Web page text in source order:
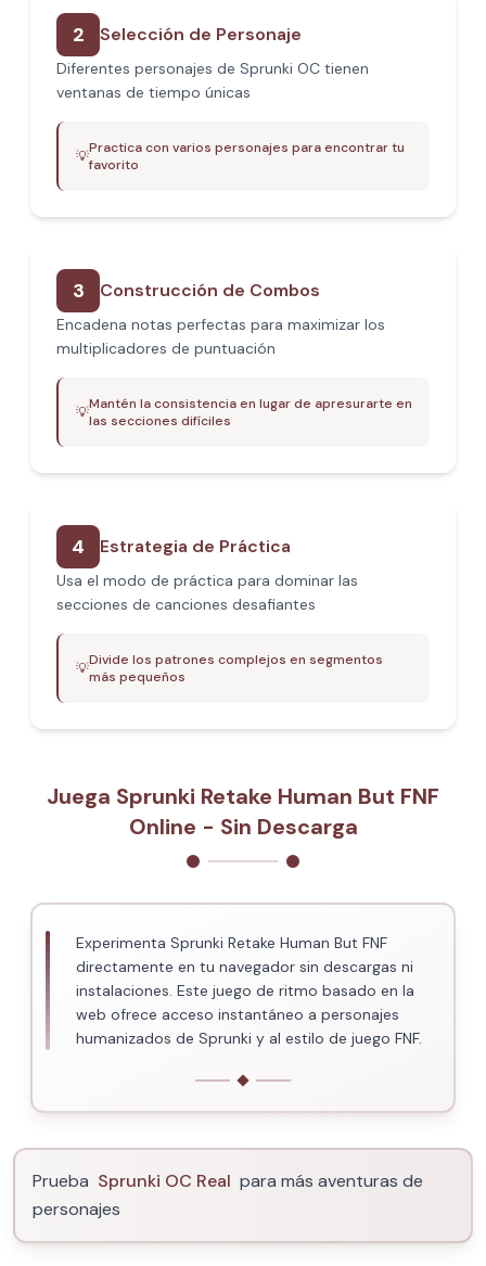
2 Selección de Personaje
Diferentes personajes de Sprunki OC tienen
ventanas de tiempo únicas
💡Practica con varios personajes para encontrar tu
favorito
3 Construcción de Combos
Encadena notas perfectas para maximizar los
multiplicadores de puntuación
💡Mantén la consistencia en lugar de apresurarte en
las secciones difíciles
4 Estrategia de Práctica
Usa el modo de práctica para dominar las
secciones de canciones desafiantes
💡Divide los patrones complejos en segmentos
más pequeños
Juega Sprunki Retake Human But FNF
Online - Sin Descarga
Experimenta Sprunki Retake Human But FNF
directamente en tu navegador sin descargas ni
instalaciones. Este juego de ritmo basado en la
web ofrece acceso instantáneo a personajes
humanizados de Sprunki y al estilo de juego FNF.
Prueba Sprunki OC Real para más aventuras de
personajes